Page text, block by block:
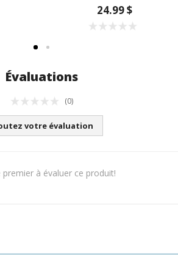
24.99 $
Évaluations
(0)
votre évaluation
premier à évaluer ce produit!